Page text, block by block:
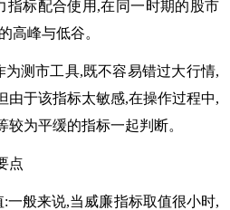
标配合使用,在同一时期的股市
高峰与低谷。
测市工具,既不容易错过大行情,
由于该指标太敏感,在操作过程中,
为平缓的指标一起判断。
点
般来说,当威廉指标取值很小时,